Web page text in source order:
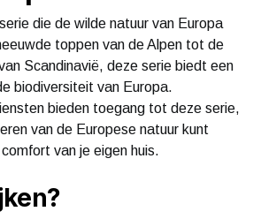
die de wilde natuur van Europa
toppen van de Alpen tot de
Scandinavië, deze serie biedt een
biodiversiteit van Europa.
bieden toegang tot deze serie,
van de Europese natuur kunt
van je eigen huis.